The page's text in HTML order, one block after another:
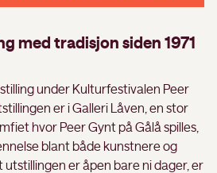
med tradisjon siden 1971
under Kulturfestivalen Peer
er i Galleri Låven, en stor
hvor Peer Gynt på Gålå spilles,
blant både kunstnere og
utstillingen er åpen bare ni dager, er